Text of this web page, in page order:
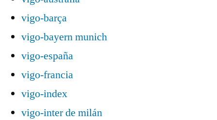
vigo-barça
vigo-bayern munich
vigo-españa
vigo-francia
vigo-index
vigo-inter de milán